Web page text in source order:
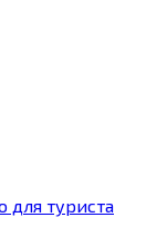
для туриста